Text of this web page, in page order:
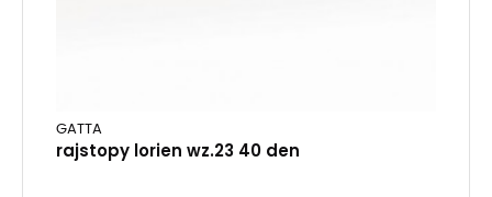
GATTA
rajstopy lorien wz.23 40 den